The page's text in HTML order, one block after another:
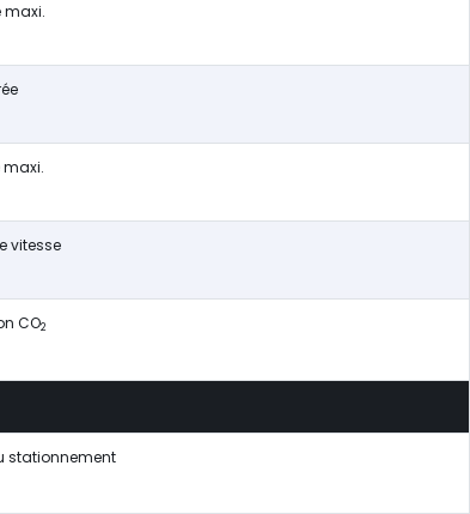
maxi.
maxi.
vitesse
CO2
stationnement